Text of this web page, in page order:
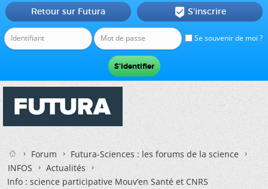
Se souvenir de moi ?
Retour sur Futura  S'inscrire
Forum
Futura-Sciences : les forums de la science
INFOS
Actualités
Info : science participative Mouv’en Santé et CNRS